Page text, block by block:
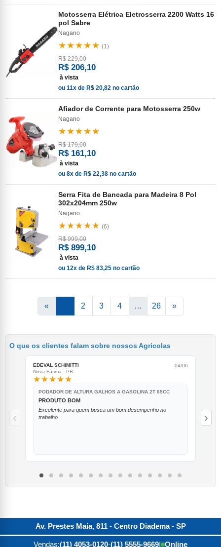
Motosserra Elétrica Eletrosserra 2200 Watts 16
pol Sabre
Nagano
★★★★★ (1)
R$ 229,00
R$ 206,10
à vista
ou 11x de R$ 20,82 no cartão
Afiador de Corrente para Motosserra 250w
Nagano
★★★★★
R$ 179,00
R$ 161,10
à vista
ou 8x de R$ 22,38 no cartão
Serra Fita de Bancada para Madeira 8 Pol
302x204mm 250w
Nagano
★★★★★ (6)
R$ 999,00
R$ 899,10
à vista
ou 12x de R$ 83,25 no cartão
« 2 3 4 … 26 »
O que os clientes falam sobre nossos Agricolas
‹
EDEVAL SCHIMITTI
Nova Fátima - PR
04/06
★★★★★
PODADOR DE ALTURA GALHOS A GASOLINA 2T 65CC
PRODUTO BOM
Excelente para quem busca um bom desempenho no
trabalho
›
Av. Prestes Maia, 811 - Centro Diadema- SP
Vendas:(11) 4053-0120-(11) 5555-9669| Online